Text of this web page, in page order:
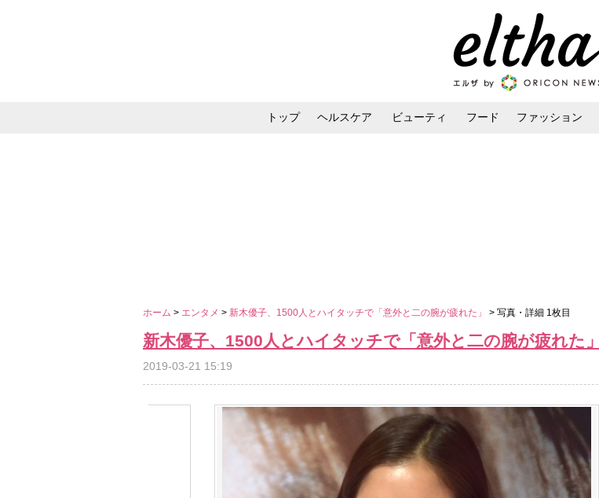
トップ ヘルスケア ビューティ フード ファッション
ホーム > エンタメ > 新木優子、1500人とハイタッチで「意外と二の腕が疲れた」 > 写真・詳細 1枚目
新木優子、1500人とハイタッチで「意外と二の腕が疲れた」
2019-03-21 15:19